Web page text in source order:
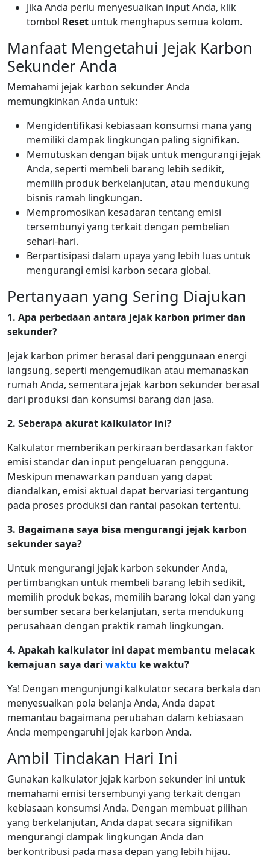
Jika Anda perlu menyesuaikan input Anda, klik
tombol Reset untuk menghapus semua kolom.
Manfaat Mengetahui Jejak Karbon
Sekunder Anda
Memahami jejak karbon sekunder Anda
memungkinkan Anda untuk:
Mengidentifikasi kebiasaan konsumsi mana yang
memiliki dampak lingkungan paling signifikan.
Memutuskan dengan bijak untuk mengurangi jejak
Anda, seperti membeli barang lebih sedikit,
memilih produk berkelanjutan, atau mendukung
bisnis ramah lingkungan.
Mempromosikan kesadaran tentang emisi
tersembunyi yang terkait dengan pembelian
sehari-hari.
Berpartisipasi dalam upaya yang lebih luas untuk
mengurangi emisi karbon secara global.
Pertanyaan yang Sering Diajukan
1. Apa perbedaan antara jejak karbon primer dan
sekunder?
Jejak karbon primer berasal dari penggunaan energi
langsung, seperti mengemudikan atau memanaskan
rumah Anda, sementara jejak karbon sekunder berasal
dari produksi dan konsumsi barang dan jasa.
2. Seberapa akurat kalkulator ini?
Kalkulator memberikan perkiraan berdasarkan faktor
emisi standar dan input pengeluaran pengguna.
Meskipun menawarkan panduan yang dapat
diandalkan, emisi aktual dapat bervariasi tergantung
pada proses produksi dan rantai pasokan tertentu.
3. Bagaimana saya bisa mengurangi jejak karbon
sekunder saya?
Untuk mengurangi jejak karbon sekunder Anda,
pertimbangkan untuk membeli barang lebih sedikit,
memilih produk bekas, memilih barang lokal dan yang
bersumber secara berkelanjutan, serta mendukung
perusahaan dengan praktik ramah lingkungan.
4. Apakah kalkulator ini dapat membantu melacak
kemajuan saya dari waktu ke waktu?
Ya! Dengan mengunjungi kalkulator secara berkala dan
menyesuaikan pola belanja Anda, Anda dapat
memantau bagaimana perubahan dalam kebiasaan
Anda mempengaruhi jejak karbon Anda.
Ambil Tindakan Hari Ini
Gunakan kalkulator jejak karbon sekunder ini untuk
memahami emisi tersembunyi yang terkait dengan
kebiasaan konsumsi Anda. Dengan membuat pilihan
yang berkelanjutan, Anda dapat secara signifikan
mengurangi dampak lingkungan Anda dan
berkontribusi pada masa depan yang lebih hijau.